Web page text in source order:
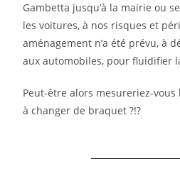
Gambetta jusqu’à la mairie ou
les voitures, à nos risques et
aménagement n’a été prévu, à
aux automobiles, pour fluidifier
Peut-être alors mesureriez-vous
à changer de braquet ?!?